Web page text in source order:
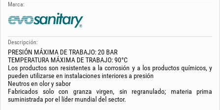
Marca:
Descripción:
PRESIÓN MÁXIMA DE TRABAJO: 20 BAR
TEMPERATURA MÁXIMA DE TRABAJO: 90°C
Los productos son resistentes a la corrosión y a los productos químicos, y
pueden utilizarse en instalaciones interiores a presión
Neutros en olor y sabor
Fabricados solo con granza virgen, sin regranulado; materia prima
suministrada por el líder mundial del sector.